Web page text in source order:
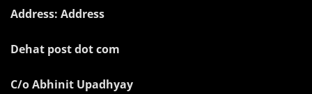
Address: Address
Dehat post dot com
C/o Abhinit Upadhyay